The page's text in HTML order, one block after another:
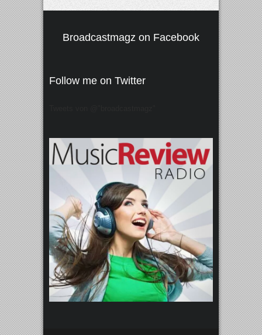
Broadcastmagz on Facebook
Follow me on Twitter